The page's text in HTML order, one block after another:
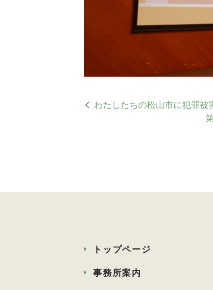
わたしたちの松山市に犯罪被
トップページ
事務所案内